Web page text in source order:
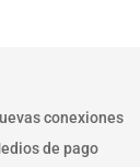
conexiones
de pago